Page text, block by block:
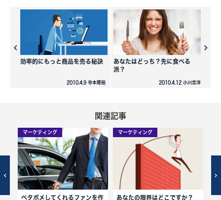
効率的にもっと商品を売る秘訣
2010.4.9 寺本隆裕
あなたはどっち？先に食べる
派？
2010.4.12 小川忠洋
関連記事
マーケティング
ベタボメしてくれるファンを作
マーケティング
あなたの限界はどこですか？